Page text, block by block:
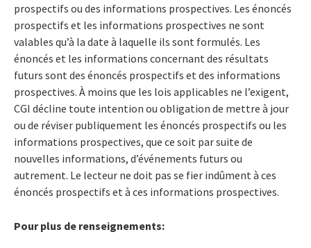
prospectifs ou des informations prospectives. Les énoncés
prospectifs et les informations prospectives ne sont
valables qu’à la date à laquelle ils sont formulés. Les
énoncés et les informations concernant des résultats
futurs sont des énoncés prospectifs et des informations
prospectives. À moins que les lois applicables ne l’exigent,
CGI décline toute intention ou obligation de mettre à jour
ou de réviser publiquement les énoncés prospectifs ou les
informations prospectives, que ce soit par suite de
nouvelles informations, d’événements futurs ou
autrement. Le lecteur ne doit pas se fier indûment à ces
énoncés prospectifs et à ces informations prospectives.
Pour plus de renseignements: